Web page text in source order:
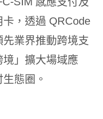
，透過 QRCode
業界推動跨境支
」擴大場域應
態圈。